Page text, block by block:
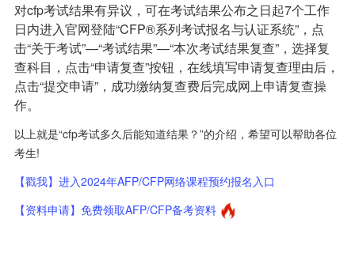
对cfp考试结果有异议，可在考试结果公布之日起7个工作
日内进入官网登陆“CFP®系列考试报名与认证系统”，点
击“关于考试”—“考试结果”—“本次考试结果复查”，选择复
查科目，点击“申请复查”按钮，在线填写申请复查理由后，
点击“提交申请”，成功缴纳复查费后完成网上申请复查操
作。
以上就是“cfp考试多久后能知道结果？”的介绍，希望可以帮助各位
考生!
【戳我】进入2024年AFP/CFP网络课程预约报名入口
【资料申请】免费领取AFP/CFP备考资料